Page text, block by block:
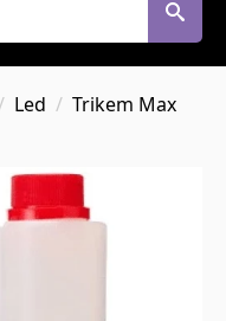
Led
Trikem Max